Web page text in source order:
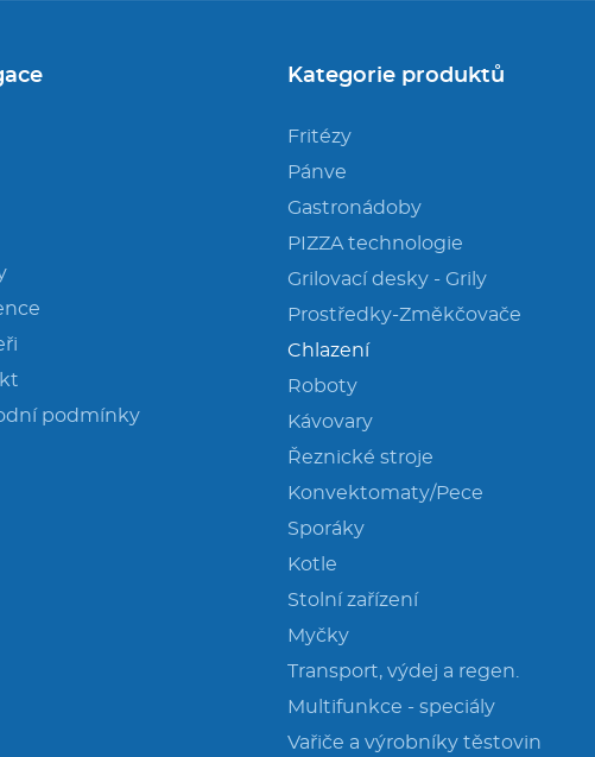
podmínky
Kategorie produktů
Fritézy
Pánve
Gastronádoby
PIZZA technologie
Grilovací desky - Grily
Prostředky-Změkčovače
Chlazení
Roboty
Kávovary
Řeznické stroje
Konvektomaty/Pece
Sporáky
Kotle
Stolní zařízení
Myčky
Transport, výdej a regen.
Multifunkce - speciály
Vařiče a výrobníky těstovin